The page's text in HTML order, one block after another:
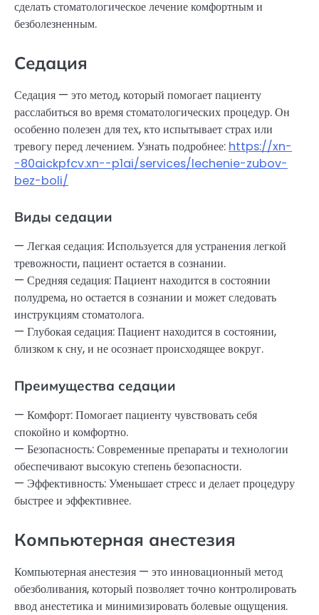
сделать стоматологическое лечение комфортным и
безболезненным.
Седация
Седация — это метод, который помогает пациенту
расслабиться во время стоматологических процедур. Он
особенно полезен для тех, кто испытывает страх или
тревогу перед лечением. Узнать подробнее: https://xn-
-80aickpfcv.xn--p1ai/services/lechenie-zubov-
bez-boli/
Виды седации
— Легкая седация: Используется для устранения легкой
тревожности, пациент остается в сознании.
— Средняя седация: Пациент находится в состоянии
полудрема, но остается в сознании и может следовать
инструкциям стоматолога.
— Глубокая седация: Пациент находится в состоянии,
близком к сну, и не осознает происходящее вокруг.
Преимущества седации
— Комфорт: Помогает пациенту чувствовать себя
спокойно и комфортно.
— Безопасность: Современные препараты и технологии
обеспечивают высокую степень безопасности.
— Эффективность: Уменьшает стресс и делает процедуру
быстрее и эффективнее.
Компьютерная анестезия
Компьютерная анестезия — это инновационный метод
обезболивания, который позволяет точно контролировать
ввод анестетика и минимизировать болевые ощущения.